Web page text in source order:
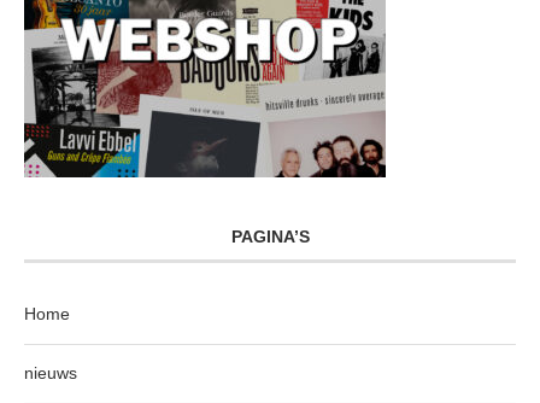
PAGINA’S
Home
nieuws